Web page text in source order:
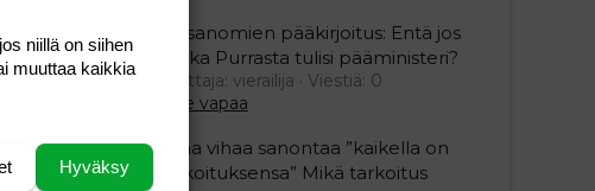
Iltasanomien pääkirjoitus: Entä jos
Riikka Purrasta tulisi pääministeri?
Aloittaja: vierailija
Viestiä: 0
Aihe vapaa
Juha vihaa sanontaa ”kaikella on
tarkoituksensa” Mikä tarkoitus
niillä on siihen
muuttaa kaikkia
Hyväksy